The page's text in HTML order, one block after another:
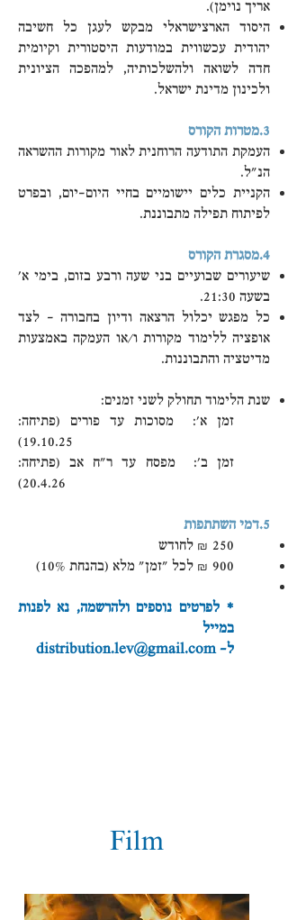
אריך נוימן).
היסוד הארצישראלי מבקש לעגן כל חשיבה
יהודית עכשווית במודעות היסטורית וקיומית
חדה לשואה ולהשלכותיה, למהפכה הציונית
ולכינון מדינת ישראל.
3.מטרות הקורס
העמקת התודעה הרוחנית לאור מקורות ההשראה
הנ"ל.
הקניית כלים יישומיים בחיי היום-יום, ובפרט
לפיתוח תפילה מתבוננת.
4.מסגרת הקורס
שיעורים שבועיים בני שעה ורבע בזום, בימי א'
בשעה 21:30.
כל מפגש יכלול הרצאה ודיון בחבורה – לצד
אופציה ללימוד מקורות ו/או העמקה באמצעות
מדיטציה והתבוננות.
שנת הלימוד תחולק לשני זמנים:
זמן א': מסוכות עד פורים (פתיחה:
19.10.25)
זמן ב': מפסח עד ר"ח אב (פתיחה:
20.4.26)
5.דמי השתתפות
250 ₪ לחודש
900 ₪ לכל "זמן" מלא (בהנחת 10%)
* לפרטים נוספים ולהרשמה, נא לפנות
במייל
ל- distribution.lev@gmail.com
Film